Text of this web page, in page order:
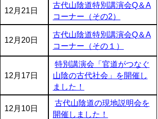
12月21日
古代山陰道特別講演会Q＆A
コーナー（その2）
12月20日
古代山陰道特別講演会Q＆A
コーナー（その１）
12月17日
特別講演会「官道がつなぐ
山陰の古代社会」を開催し
ました！
12月10日
古代山陰道の現地説明会を
開催しました！